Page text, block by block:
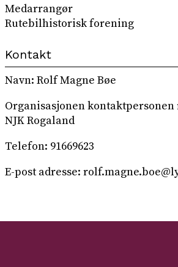
Medarrangør
Rutebilhistorisk forening
Kontakt
Navn: Rolf Magne Bøe
Organisasjonen
NJK Rogaland
Telefon: 91669623
E-post adresse: